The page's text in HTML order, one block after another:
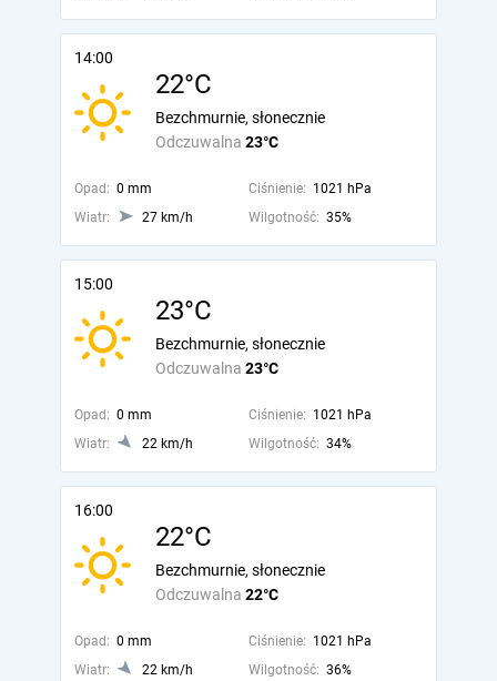
14:00
22°C
Odczuwalna 23°C
Bezchmurnie, słonecznie
Opad: 0 mm Ciśnienie: 1021 hPa
Wiatr:
27 km/h Wilgotność: 35%
15:00
23°C
Odczuwalna 23°C
Bezchmurnie, słonecznie
Opad: 0 mm Ciśnienie: 1021 hPa
Wiatr:
22 km/h Wilgotność: 34%
16:00
22°C
Odczuwalna 22°C
Bezchmurnie, słonecznie
Opad: 0 mm Ciśnienie: 1021 hPa
Wiatr:
22 km/h Wilgotność: 36%